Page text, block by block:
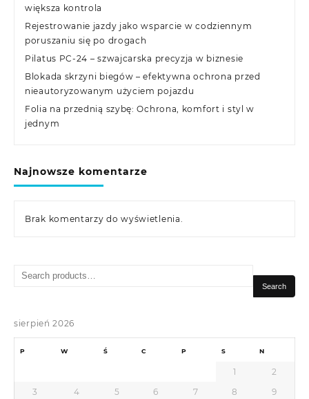
większa kontrola
Rejestrowanie jazdy jako wsparcie w codziennym
poruszaniu się po drogach
Pilatus PC-24 – szwajcarska precyzja w biznesie
Blokada skrzyni biegów – efektywna ochrona przed
nieautoryzowanym użyciem pojazdu
Folia na przednią szybę: Ochrona, komfort i styl w
jednym
Najnowsze komentarze
Brak komentarzy do wyświetlenia.
Search
Search
sierpień 2026
P W Ś C P S N
1
2
3
4 5 6 7 8 9